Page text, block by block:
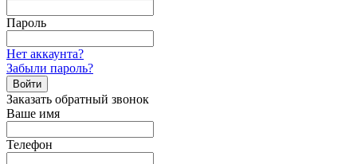
Пароль
Нет аккаунта?
Забыли пароль?
Войти
Заказать обратный звонок
Ваше имя
Телефон